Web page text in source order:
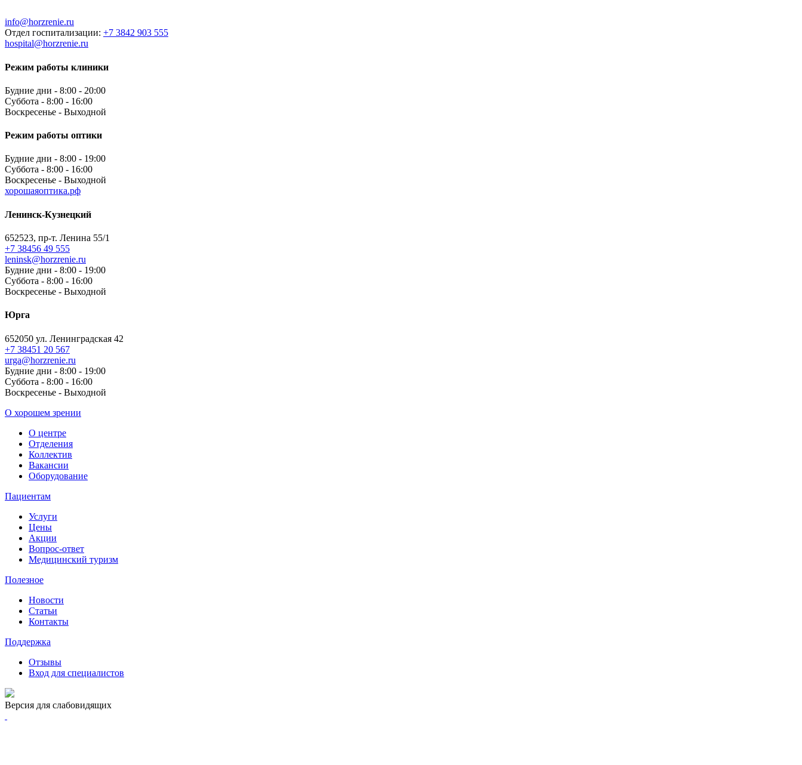
info@horzrenie.ru
Отдел госпитализации: +7 3842 903 555
hospital@horzrenie.ru
Режим работы клиники
Будние дни - 8:00 - 20:00
Суббота - 8:00 - 16:00
Воскресенье - Выходной
Режим работы оптики
Будние дни - 8:00 - 19:00
Суббота - 8:00 - 16:00
Воскресенье - Выходной
хорошаяоптика.рф
Ленинск-Кузнецкий
652523, пр-т. Ленина 55/1
+7 38456 49 555
leninsk@horzrenie.ru
Будние дни - 8:00 - 19:00
Суббота - 8:00 - 16:00
Воскресенье - Выходной
Юрга
652050 ул. Ленинградская 42
+7 38451 20 567
urga@horzrenie.ru
Будние дни - 8:00 - 19:00
Суббота - 8:00 - 16:00
Воскресенье - Выходной
О хорошем зрении
О центре
Отделения
Коллектив
Вакансии
Оборудование
Пациентам
Услуги
Цены
Акции
Вопрос-ответ
Медицинский туризм
Полезное
Новости
Статьи
Контакты
Поддержка
Отзывы
Вход для специалистов
Версия для слабовидящих